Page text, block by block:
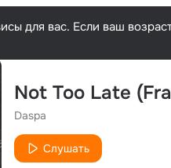
для вас. Если ваш
Not Too Late
Daspa
Слушать